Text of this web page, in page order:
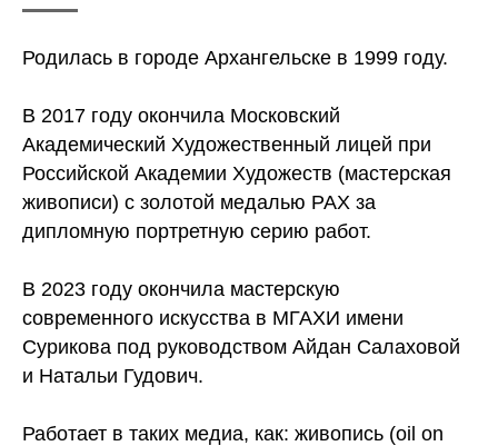
Родилась в городе Архангельске в 1999 году.
В 2017 году окончила Московский
Академический Художественный лицей при
Российской Академии Художеств (мастерская
живописи) с золотой медалью РАХ за
дипломную портретную серию работ.
В 2023 году окончила мастерскую
современного искусства в МГАХИ имени
Сурикова под руководством Айдан Салаховой
и Натальи Гудович.
Работает в таких медиа, как: живопись (oil on